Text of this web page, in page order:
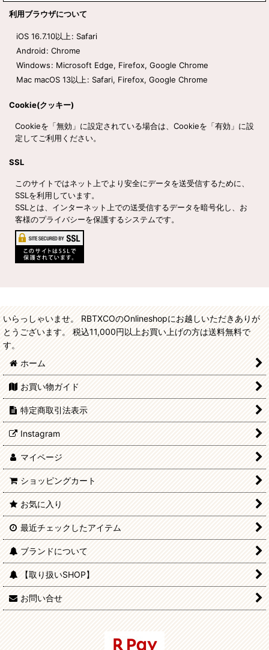
利用ブラウザについて
iOS 16.7.10以上: Safari
Android: Chrome
Windows: Microsoft Edge, Firefox, Google Chrome
Mac macOS 13以上: Safari, Firefox, Google Chrome
Cookie(クッキー)
Cookieを「無効」に設定されている場合は、Cookieを「有効」に設
定してご利用ください。
SSL
このサイトではネット上でより安全にデータを送受信するために、
SSLを利用しています。
SSLとは、インターネット上での送受信するデータを暗号化し、お
客様のプライバシーを保護するシステムです。
いらっしゃいませ。 RBTXCOのOnlineshopにお越しいただきありが
とうございます。 税込11,000円以上お買い上げの方は送料無料で
す。
ホーム
お買い物ガイド
特定商取引法表示
Instagram
マイページ
ショッピングカート
お気に入り
最近チェックしたアイテム
ブランドについて
【取り扱いSHOP】
お問い合せ